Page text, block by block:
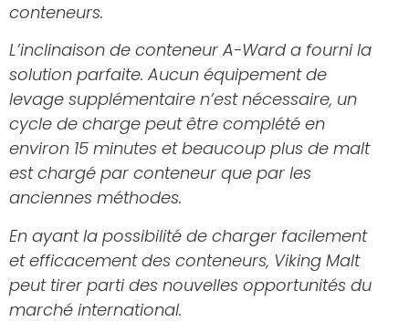
conteneurs.
L’inclinaison de conteneur A-Ward a fourni la
solution parfaite. Aucun équipement de
levage supplémentaire n’est nécessaire, un
cycle de charge peut être complété en
environ 15 minutes et beaucoup plus de malt
est chargé par conteneur que par les
anciennes méthodes.
En ayant la possibilité de charger facilement
et efficacement des conteneurs, Viking Malt
peut tirer parti des nouvelles opportunités du
marché international.